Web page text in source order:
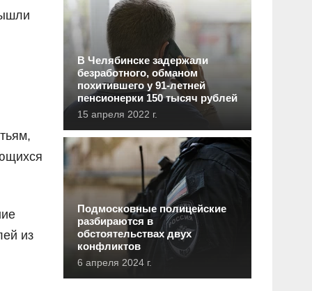
из
В Челябинске задержали
безработного, обманом
похитившего у 91-летней
пенсионерки 150 тысяч рублей
15 апреля 2022 г.
Подмосковные полицейские
разбираются в
обстоятельствах двух
конфликтов
6 апреля 2024 г.